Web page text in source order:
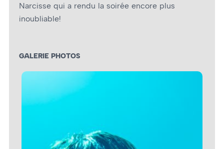
Narcisse qui a rendu la soirée encore plus
inoubliable!
GALERIE PHOTOS